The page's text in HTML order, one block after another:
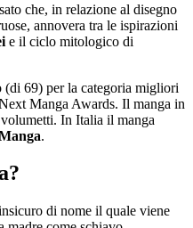
che, in relazione al disegno
annovera tra le ispirazioni
e il ciclo mitologico di
(di 69) per la categoria migliori
Manga Awards. Il manga in
In Italia il manga
.
di nome il quale viene